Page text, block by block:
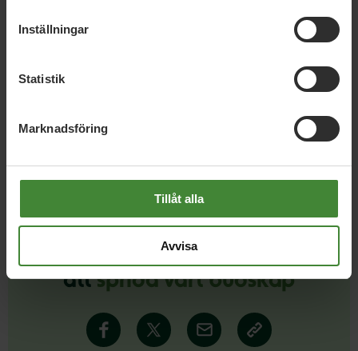
Inställningar
Statistik
Marknadsföring
Tillåt alla
Avvisa
Earth Overshoot Day: Naturkrisen är en
säkerhetsfråga
attsprida vårt budskap